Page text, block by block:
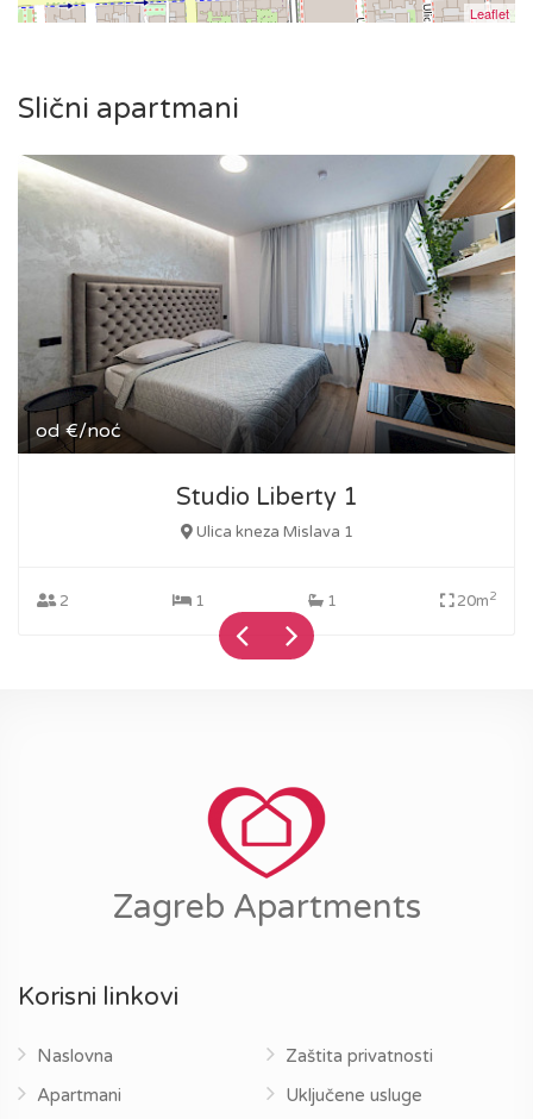
Leaflet
Slični apartmani
od €/noć
Studio Liberty 1
Ulica kneza Mislava 1
2 1 1 20m2
Zagreb Apartments
Korisni linkovi
Naslovna
Apartmani
Zaštita privatnosti
Uključene usluge